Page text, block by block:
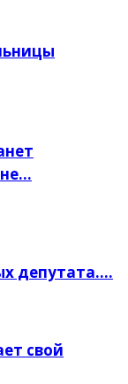
депутата….
свой